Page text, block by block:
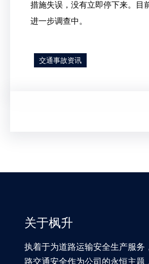
措施失误，没有立即停下来。目
进一步调查中。
交通事故资讯
关于枫升
执着于为道路运输安全生产服务
路交通安全作为公司的永恒主题